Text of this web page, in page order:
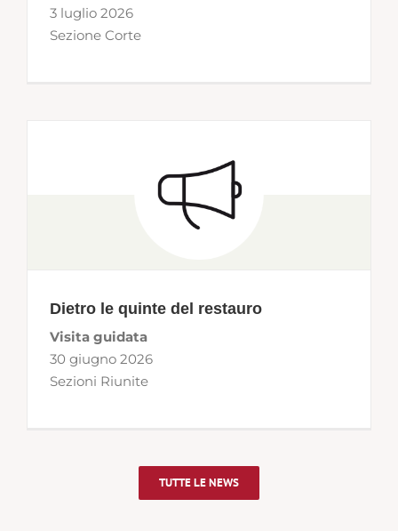
3 luglio 2026
Sezione Corte
Dietro le quinte del restauro
Visita guidata
30 giugno 2026
Sezioni Riunite
TUTTE LE NEWS